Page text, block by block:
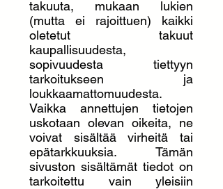
takuuta, mukaan lukien
(mutta ei rajoittuen) kaikki
oletetut takuut
kaupallisuudesta,
sopivuudesta tiettyyn
tarkoitukseen ja
loukkaamattomuudesta.
Vaikka annettujen tietojen
uskotaan olevan oikeita, ne
voivat sisältää virheitä tai
epätarkkuuksia. Tämän
sivuston sisältämät tiedot on
tarkoitettu vain yleisiin